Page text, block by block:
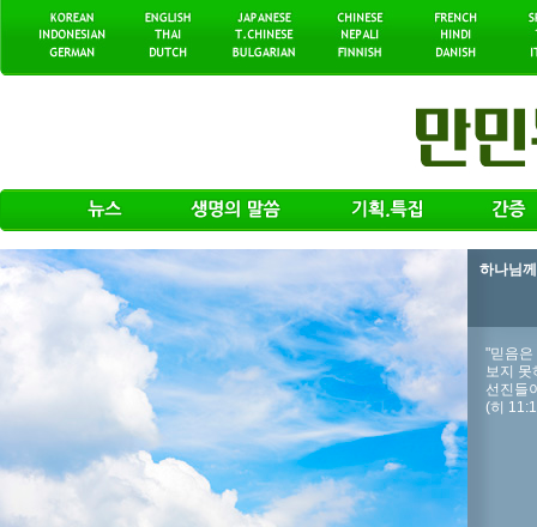
하나님
"믿음은
보지 못
선진들
(히